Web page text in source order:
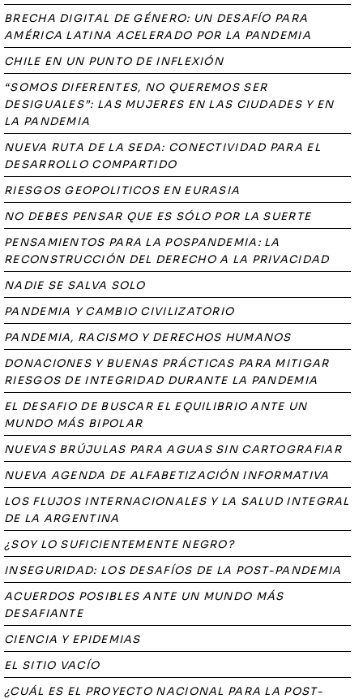
BRECHA DIGITAL DE GÉNERO: UN DESAFÍO PARA
AMÉRICA LATINA ACELERADO POR LA PANDEMIA
CHILE EN UN PUNTO DE INFLEXIÓN
“SOMOS DIFERENTES, NO QUEREMOS SER
DESIGUALES”: LAS MUJERES EN LAS CIUDADES Y EN
LA PANDEMIA
NUEVA RUTA DE LA SEDA: CONECTIVIDAD PARA EL
DESARROLLO COMPARTIDO
RIESGOS GEOPOLITICOS EN EURASIA
NO DEBES PENSAR QUE ES SÓLO POR LA SUERTE
PENSAMIENTOS PARA LA POSPANDEMIA: LA
RECONSTRUCCIÓN DEL DERECHO A LA PRIVACIDAD
NADIE SE SALVA SOLO
PANDEMIA Y CAMBIO CIVILIZATORIO
PANDEMIA, RACISMO Y DERECHOS HUMANOS
DONACIONES Y BUENAS PRÁCTICAS PARA MITIGAR
RIESGOS DE INTEGRIDAD DURANTE LA PANDEMIA
EL DESAFIO DE BUSCAR EL EQUILIBRIO ANTE UN
MUNDO MÁS BIPOLAR
NUEVAS BRÚJULAS PARA AGUAS SIN CARTOGRAFIAR
NUEVA AGENDA DE ALFABETIZACIÓN INFORMATIVA
LOS FLUJOS INTERNACIONALES Y LA SALUD INTEGRAL
DE LA ARGENTINA
¿SOY LO SUFICIENTEMENTE NEGRO?
INSEGURIDAD: LOS DESAFÍOS DE LA POST-PANDEMIA
ACUERDOS POSIBLES ANTE UN MUNDO MÁS
DESAFIANTE
CIENCIA Y EPIDEMIAS
EL SITIO VACÍO
¿CUÁL ES EL PROYECTO NACIONAL PARA LA POST-